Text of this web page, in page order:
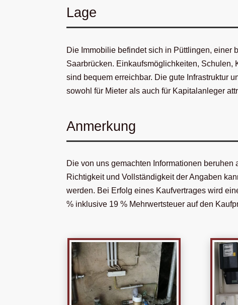
Lage
Die Immobilie befindet sich in Püttlingen, einer
Saarbrücken. Einkaufsmöglichkeiten, Schulen,
sind bequem erreichbar. Die gute Infrastruktur
sowohl für Mieter als auch für Kapitalanleger
Anmerkung
Die von uns gemachten Informationen
Richtigkeit und Vollständigkeit der Angaben
werden. Bei Erfolg eines Kaufvertrages wird
% inklusive 19 % Mehrwertsteuer auf den